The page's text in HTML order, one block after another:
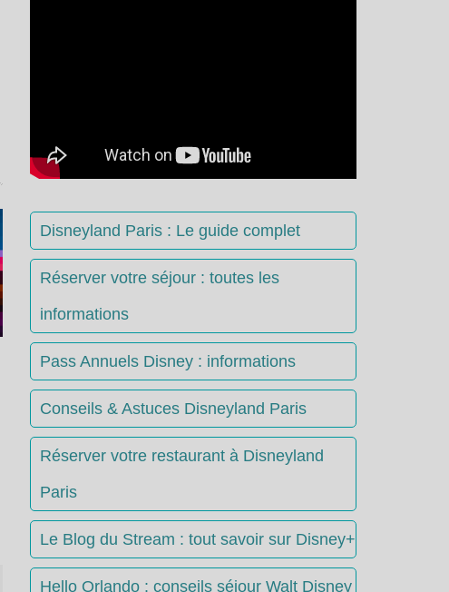
Disneyland Paris : Le guide complet
Réserver votre séjour : toutes les
informations
Pass Annuels Disney : informations
Conseils & Astuces Disneyland Paris
Réserver votre restaurant à Disneyland
Paris
Le Blog du Stream : tout savoir sur Disney+
Hello Orlando : conseils séjour Walt Disney